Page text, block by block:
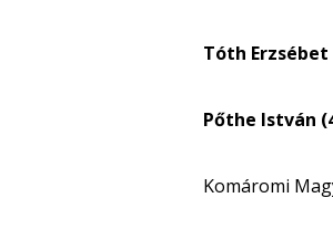
Tóth Erzsébet
Pőthe István
Komáromi